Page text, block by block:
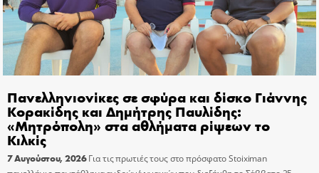
Πανελληνιονίκες σε σφύρα και δίσκο Γιάννης
Κορακίδης και Δημήτρης Παυλίδης:
«Μητρόπολη» στα αθλήματα ρίψεων το
Κιλκίς
7 Αυγούστου, 2026 Για τις πρωτιές τους στο πρόσφατο Stoiximan